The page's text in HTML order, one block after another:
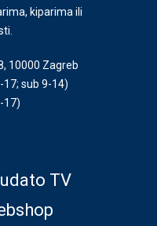
kiparima ili
10000 Zagreb
sub 9-14)
17)
TV